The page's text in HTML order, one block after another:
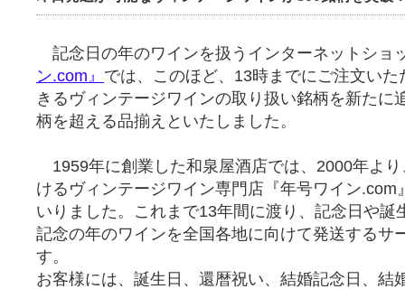
記念日の年のワインを扱うインターネットショ
ン.com』 では、このほど、13時までにご注文い
きるヴィンテージワインの取り扱い銘柄を新たに
柄を超える品揃えといたしました。
1959年に創業した和泉屋酒店では、2000年よ
けるヴィンテージワイン専門店『年号ワイン.com
いりました。これまで13年間に渡り、記念日や誕
記念の年のワインを全国各地に向けて発送するサ
す。
お客様には、誕生日、還暦祝い、結婚記念日、結